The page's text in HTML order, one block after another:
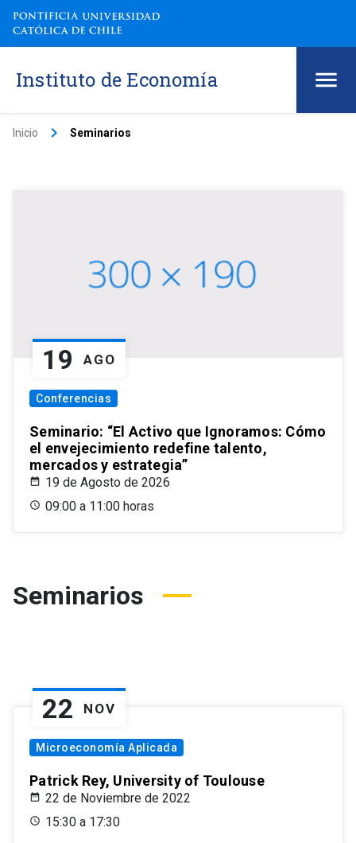
Instituto de Economía
Inicio keyboard_arrow_right Seminarios
19 AGO
Conferencias
Seminario: “El Activo que Ignoramos: Cómo
el envejecimiento redefine talento,
mercados y estrategia”
19 de Agosto de 2026
09:00 a 11:00 horas
Seminarios
22 NOV
Microeconomía Aplicada
Patrick Rey, University of Toulouse
22 de Noviembre de 2022
15:30 a 17:30